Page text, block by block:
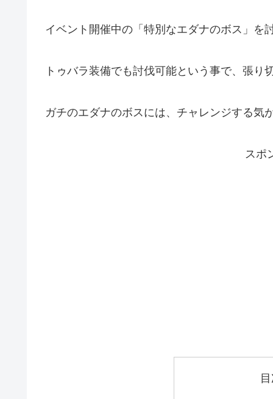
イベント開催中の「特別なエダナのボス」を
トゥバラ装備でも討伐可能という事で、張り
ガチのエダナのボスには、チャレンジする気
スポ